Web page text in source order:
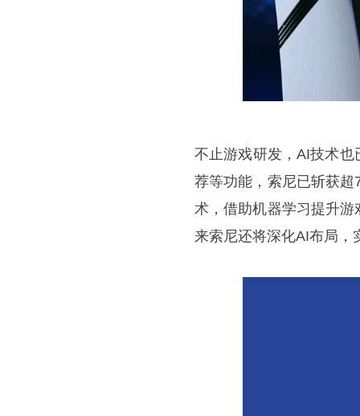
不止游戏研发，AI技术
荐等功能，索尼已斩获
术，借助机器学习提升
来索尼还将深化AI布局，